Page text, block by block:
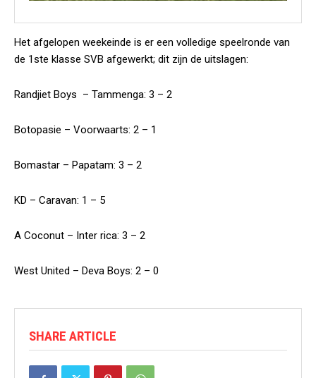
Het afgelopen weekeinde is er een volledige speelronde van
de 1ste klasse SVB afgewerkt; dit zijn de uitslagen:
Randjiet Boys – Tammenga: 3 – 2
Botopasie – Voorwaarts: 2 – 1
Bomastar – Papatam: 3 – 2
KD – Caravan: 1 – 5
A Coconut – Inter rica: 3 – 2
West United – Deva Boys: 2 – 0
SHARE ARTICLE